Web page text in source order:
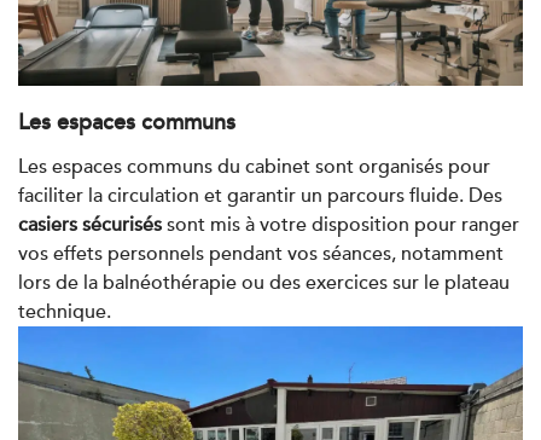
Les espaces communs
Les espaces communs du cabinet sont organisés pour
faciliter la circulation et garantir un parcours fluide. Des
casiers sécurisés sont mis à votre disposition pour ranger
vos effets personnels pendant vos séances, notamment
lors de la balnéothérapie ou des exercices sur le plateau
technique.
PRENDRE RDV
IK Antony Olympe Sante – 92
28 Rue Velpeau 92160 Antony
28 Rue Velpeau 92160 Antony
01 76 21 71 41
PRENDRE RDV
PRENDRE RDV
Kinésithérapie